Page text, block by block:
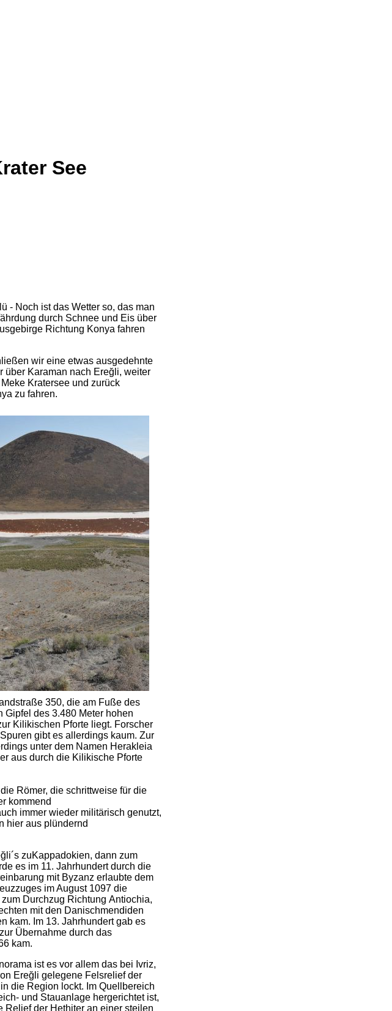
See
- Noch ist das Wetter so, das man
durch Schnee und Eis über
Richtung Konya fahren
wir eine etwas ausgedehnte
über Karaman nach Ereğli, weiter
Kratersee und zurück
zu fahren.
350, die am Fuße des
Gipfel des 3.480 Meter hohen
Kilikischen Pforte liegt. Forscher
gibt es allerdings kaum. Zur
unter dem Namen Herakleia
aus durch die Kilikische Pforte
Römer, die schrittweise für die
kommend
immer wieder militärisch genutzt,
hier aus plündernd
zuKappadokien, dann zum
es im 11. Jahrhundert durch die
mit Byzanz erlaubte dem
im August 1097 die
Durchzug Richtung Antiochia,
mit den Danischmendiden
kam. Im 13. Jahrhundert gab es
Übernahme durch das
kam.
ist es vor allem das bei Ivriz,
Ereğli gelegene Felsrelief der
die Region lockt. Im Quellbereich
und Stauanlage hergerichtet ist,
Relief der Hethiter an einer steilen